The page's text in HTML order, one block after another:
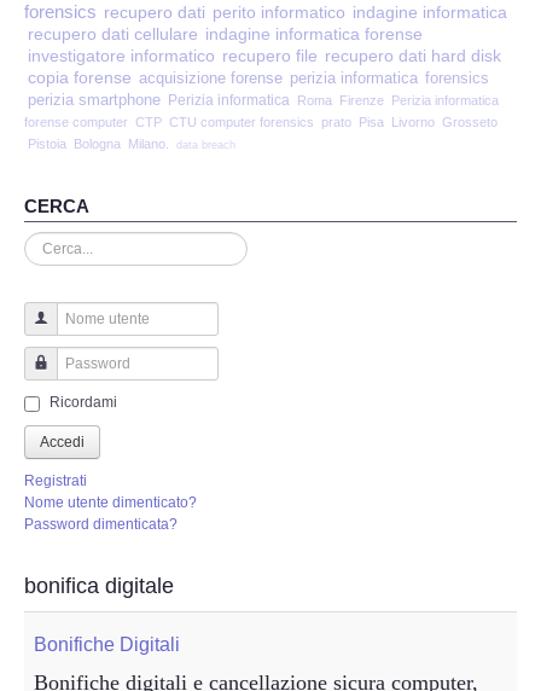
Perizia Cloud
Perizia E-mail
Perizia Truffa Banca e Online
Perizia Dash Cam
Perizia Controllo lavoratori
Perizia Chat WhatsApp,Telegram
Perizia DVR
Perizia IoT e IIoT
Perizia Ransomware Malware
Perizia Incidente Stradale
forensics recupero dati perito informatico indagine informatica
recupero dati cellulare indagine informatica forense
investigatore informatico recupero file recupero dati hard disk
copia forense acquisizione forense perizia informatica forensics
perizia smartphone Perizia informatica Roma Firenze Perizia informatica
forense computer CTP CTU computer forensics prato Pisa Livorno Grosseto
Pistoia
Bologna Milano. data breach
CERCA
Cerca...
Nome utente
Password
Ricordami
Accedi
Registrati
Nome utente dimenticato?
Password dimenticata?
bonifica digitale
Bonifiche Digitali
Bonifiche digitali e cancellazione sicura computer,